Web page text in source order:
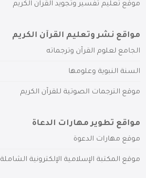
موقع تعليم تفسير وتجويد القرآن الكريم
مواقع نشر وتعليم القرآن الكريم
الجامع لعلوم القرآن وترجماته
السنة النبوية وعلومها
موقع الترجمات الصوتية للقرآن الكريم
مواقع تطوير مهارات الدعاة
موقع مهارات الدعوة
موقع المكتبة الإسلامية الإلكترونية الشاملة